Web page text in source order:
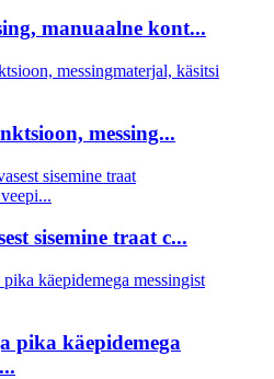
manuaalne kont...
messing...
sisemine traat c...
pika käepidemega